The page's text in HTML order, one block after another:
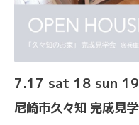
7.17 sat 18 sun
尼崎市久々知 完成見